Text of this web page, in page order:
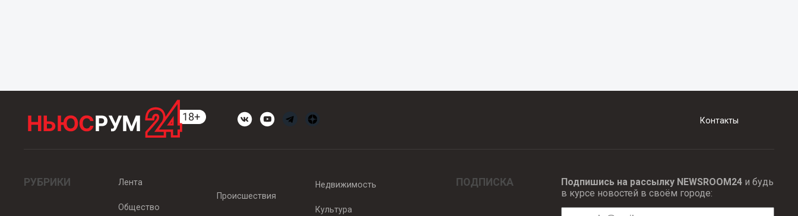
Контакты
РУБРИКИ Лента
Общество
Происшествия
Недвижимость
Культура
ПОДПИСКА Подпишись на рассылку NEWSROOM24и будь
в курсе новостей в своём городе: